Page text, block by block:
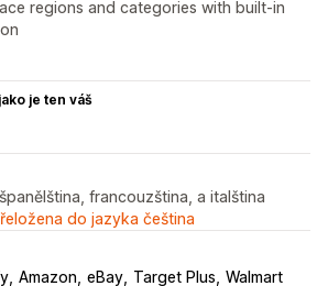
regions and categories with built-in
je ten váš
francouzština, a italština
do jazyka čeština
Amazon eBay Target Plus Walmart